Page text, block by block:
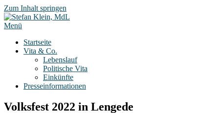
Zum Inhalt springen
Menü
Startseite
Vita & Co.
Lebenslauf
Politische Vita
Einkünfte
Presseinformationen
Volksfest 2022 in Lengede